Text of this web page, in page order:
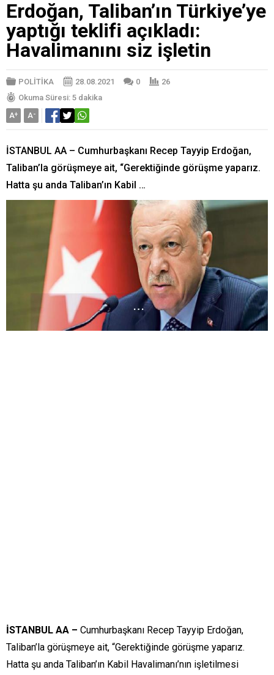
Erdoğan, Taliban’ın Türkiye’ye
yaptığı teklifi açıkladı:
Havalimanını siz işletin
POLİTİKA 28.08.2021 0
26
Okuma Süresi: 5 dakika
A+ A-
İSTANBUL AA – Cumhurbaşkanı Recep Tayyip Erdoğan,
Taliban’la görüşmeye ait, “Gerektiğinde görüşme yaparız.
Hatta şu anda Taliban’ın Kabil …
İSTANBUL AA – Cumhurbaşkanı Recep Tayyip Erdoğan,
Taliban’la görüşmeye ait, “Gerektiğinde görüşme yaparız.
Hatta şu anda Taliban’ın Kabil Havalimanı’nın işletilmesi